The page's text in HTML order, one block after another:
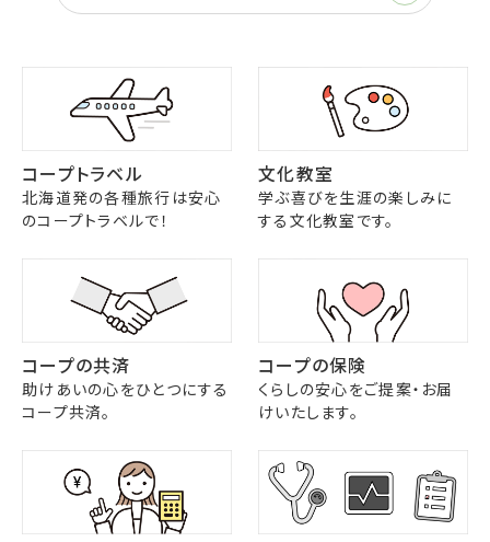
コープトラベル
北海道発の各種旅行は安心
のコープトラベルで！
文化教室
学ぶ喜びを生涯の楽しみに
する文化教室です。
コープの共済
助けあいの心をひとつにする
コープ共済。
コープの保険
くらしの安心をご提案・お届
けいたします。